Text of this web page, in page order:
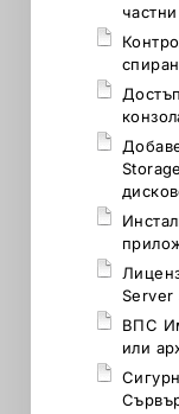
Server
ВПС
или